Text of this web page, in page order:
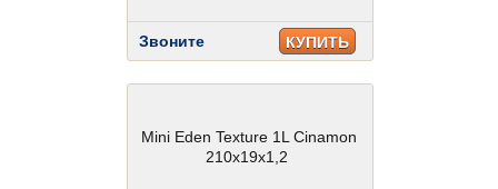
Звоните КУПИТЬ
Mini Eden Texture 1L Cinamon
210x19x1,2